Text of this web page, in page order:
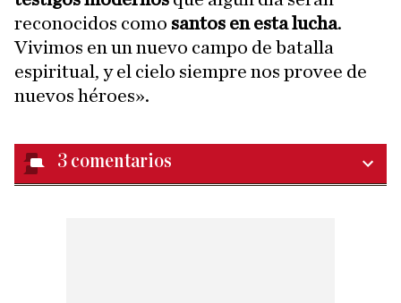
reconocidos como santos en esta lucha.
Vivimos en un nuevo campo de batalla
espiritual, y el cielo siempre nos provee de
nuevos héroes».
3 comentarios